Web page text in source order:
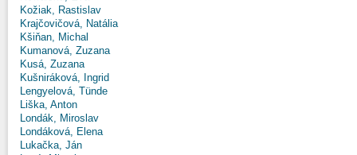
Kožiak, Rastislav
Krajčovičová, Natália
Kšiňan, Michal
Kumanová, Zuzana
Kusá, Zuzana
Kušniráková, Ingrid
Lengyelová, Tünde
Liška, Anton
Londák, Miroslav
Londáková, Elena
Lukačka, Ján